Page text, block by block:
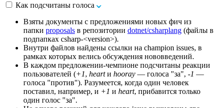
Как подсчитаны голоса
Взяты документы с предложениями новых фич из
папки proposals в репозитории dotnet/csharplang (файлы в
подпапках csharp-<version>).
Внутри файлов найдены ссылки на champion issues, в
рамках которых велись обсуждения нововведений.
В каждом предложении-чемпионе подсчитаны реакции
пользователей (+1, heartи hooray — голоса "за", -1 —
голоса "против"). Разумеется, когда один человек
поставил, например, и +1 и heart, прибавится только
один голос "за".